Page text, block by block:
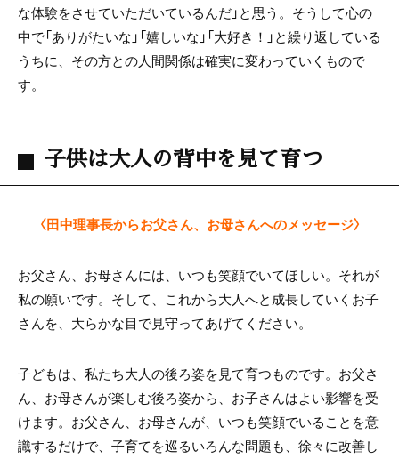
な体験をさせていただいているんだ」と思う。そうして心の
中で「ありがたいな」「嬉しいな」「大好き！」と繰り返している
うちに、その方との人間関係は確実に変わっていくもので
す。
子供は大人の背中を見て育つ
〈田中理事長からお父さん、お母さんへのメッセージ〉
お父さん、お母さんには、いつも笑顔でいてほしい。それが
私の願いです。そして、これから大人へと成長していくお子
さんを、大らかな目で見守ってあげてください。
子どもは、私たち大人の後ろ姿を見て育つものです。お父さ
ん、お母さんが楽しむ後ろ姿から、お子さんはよい影響を受
けます。お父さん、お母さんが、いつも笑顔でいることを意
識するだけで、子育てを巡るいろんな問題も、徐々に改善し